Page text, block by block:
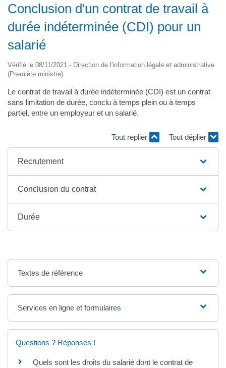
Conclusion d'un contrat de travail à
durée indéterminée (CDI) pour un
salarié
Vérifié le 08/11/2021 - Direction de l'information légale et administrative
(Première ministre)
Le contrat de travail à durée indéterminée (CDI) est un contrat
sans limitation de durée, conclu à temps plein ou à temps
partiel, entre un employeur et un salarié.
Tout replier Tout déplier
Recrutement
Conclusion du contrat
Durée
Textes de référence
Services en ligne et formulaires
Questions ? Réponses !
Quels sont les droits du salarié dont le contrat de